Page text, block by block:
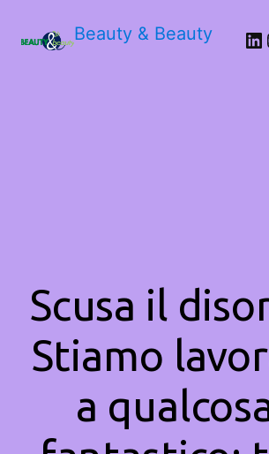
Beauty & Beauty
Scusa il
Stiamo
a